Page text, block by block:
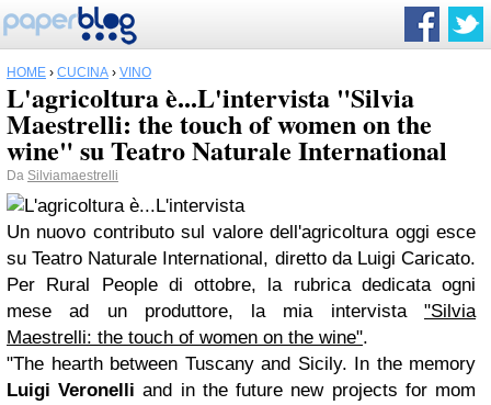
HOME › CUCINA › VINO
L'agricoltura è...L'intervista "Silvia
Maestrelli: the touch of women on the
wine" su Teatro Naturale International
Da Silviamaestrelli
Un nuovo contributo sul valore dell'agricoltura oggi esce
suTeatro Naturale International, diretto da Luigi Caricato.
Per Rural Peopledi ottobre, la rubrica dedicata ogni
mese ad un produttore, la mia intervista "Silvia
Maestrelli: the touch of women on the wine".
"The hearth between Tuscany and Sicily. In the memory
Luigi Veronelli and in the future new projects for mom